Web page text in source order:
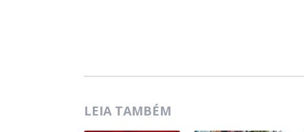
LEIA TAMBÉM